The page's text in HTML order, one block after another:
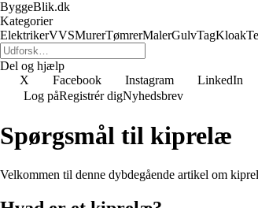
ByggeBlik.dk
Kategorier
ElektrikerVVSMurerTømrerMalerGulvTagKloak
Del og hjælp
X
Facebook Instagram LinkedIn
Log påRegistrér digNyhedsbrev
Spørgsmål til kiprelæ
Velkommen til denne dybdegående artikel om